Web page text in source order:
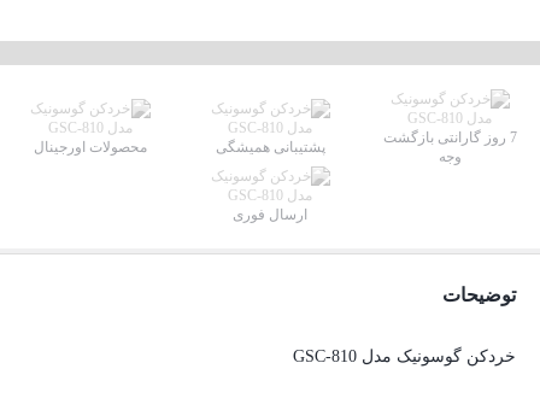
7 روز گارانتی بازگشت
وجه
پشتیبانی همیشگی محصولات اورجینال
ارسال فوری
توضیحات
خردکن گوسونیک مدل GSC-810